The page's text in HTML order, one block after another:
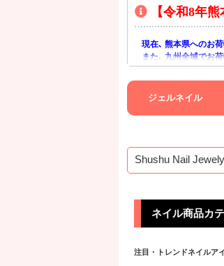
【令和8年
現在､ 熊本県へのお
また､ 九州全域でお
ご不便をおかけいた
ジェルネイル
ネイル商品カ
注目・トレンドネイルア